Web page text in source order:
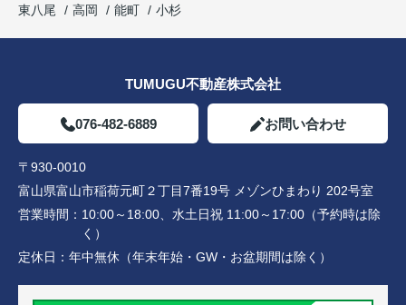
東八尾
高岡 能町 小杉
TUMUGU不動産株式会社
076-482-6889 お問い合わせ
〒930-0010
富山県富山市稲荷元町２丁目7番19号 メゾンひまわり 202号室
営業時間： 10:00～18:00、水土日祝 11:00～17:00（予約時は除
く）
定休日： 年中無休（年末年始・GW・お盆期間は除く）